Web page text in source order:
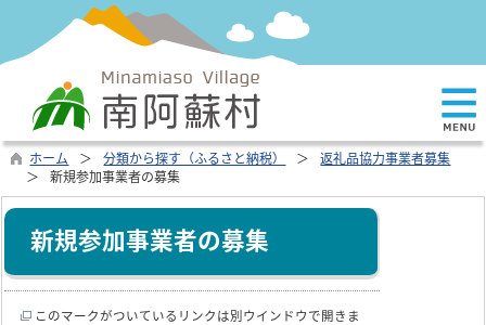
ホーム 分類から探す（ふるさと納税）
返礼品協力事業者募集
新規参加事業者の募集
新規参加事業者の募集
このマークがついているリンクは別ウインドウで開きま